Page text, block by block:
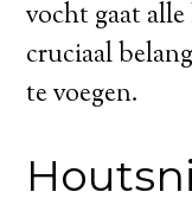
vocht gaat
cruciaal
te voegen.